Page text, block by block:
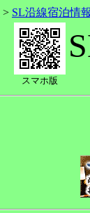
> SL沿線宿泊情報
スマホ版